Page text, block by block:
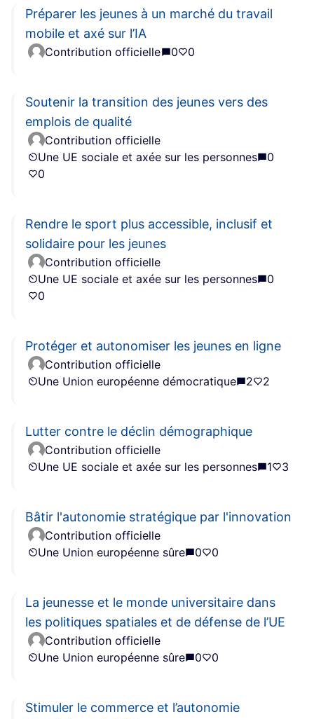
Préparer les jeunes à un marché du travail
mobile et axé sur l’IA
Contribution officielle 0 0
Soutenir la transition des jeunes vers des
emplois de qualité
Contribution officielle
Une UE sociale et axée sur les personnes
0
0
Rendre le sport plus accessible, inclusif et
solidaire pour les jeunes
Contribution officielle
Une UE sociale et axée sur les personnes
0
0
Protéger et autonomiser les jeunes en ligne
Contribution officielle
Une Union européenne démocratique
2 2
Lutter contre le déclin démographique
Contribution officielle
Une UE sociale et axée sur les personnes
1 3
Bâtir l'autonomie stratégique par l'innovation
Contribution officielle
Une Union européenne sûre
0 0
La jeunesse et le monde universitaire dans
les politiques spatiales et de défense de l’UE
Contribution officielle
Une Union européenne sûre
0 0
Stimuler le commerce et l’autonomie